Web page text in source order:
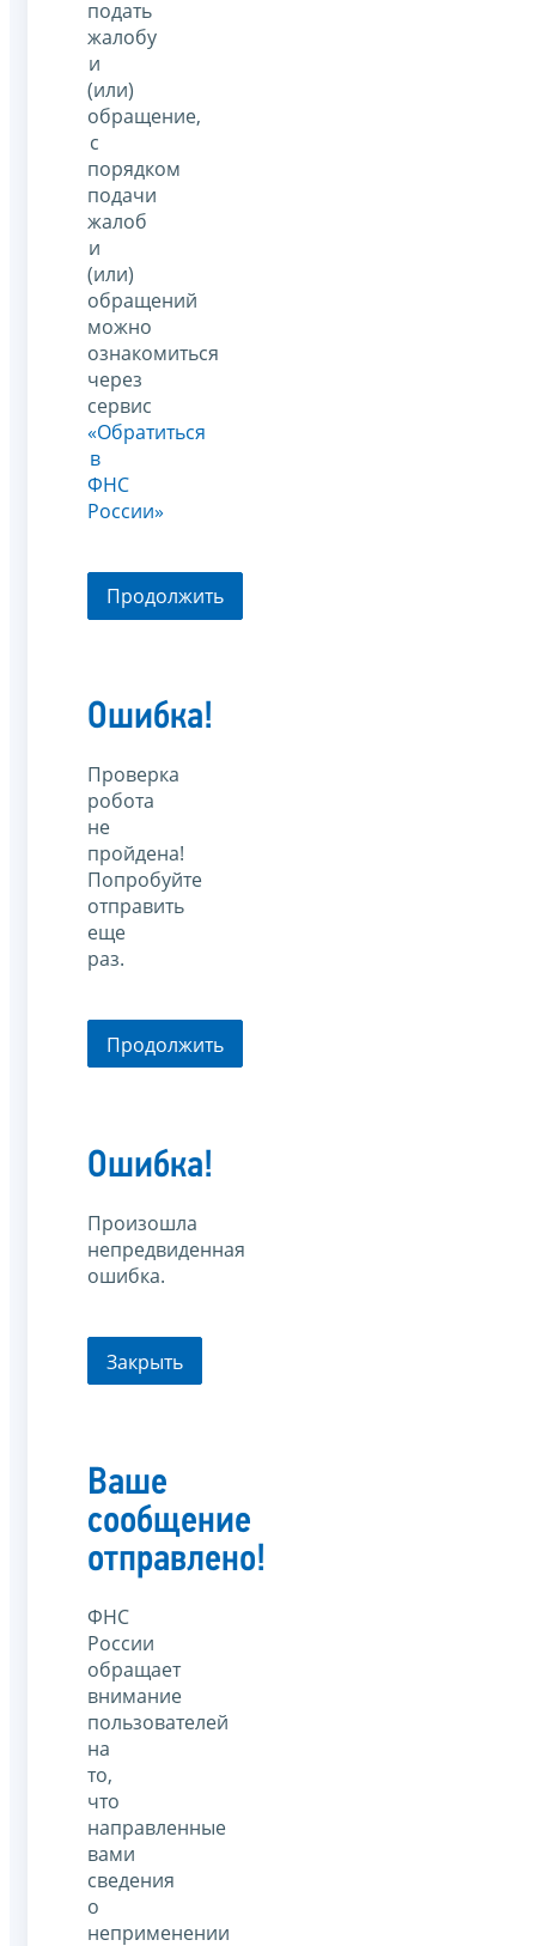
подать
жалобу
и
(или)
обращение,
с
порядком
подачи
жалоб
и
(или)
обращений
можно
ознакомиться
через
сервис
«Обратиться
в
ФНС
России»
Продолжить
Ошибка!
Проверка
робота
не
пройдена!
Попробуйте
отправить
еще
раз.
Продолжить
Ошибка!
Произошла
непредвиденная
ошибка.
Закрыть
Ваше
сообщение
отправлено!
ФНС
России
обращает
внимание
пользователей
на
то,
что
направленные
вами
сведения
о
неприменении